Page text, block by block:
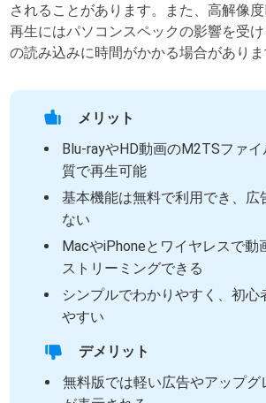
されることがあります。また、高解像
再生にはパソコンスペックの影響を受
の読み込みに時間がかかる場合がありま
メリット
Blu-rayやHD動画のM2TSファ
質で再生可能
基本機能は無料で利用でき、広
ない
MacやiPhoneとワイヤレスで動
ストリーミングできる
シンプルでわかりやすく、初心
やすい
デメリット
無料版では軽い広告やアップグ